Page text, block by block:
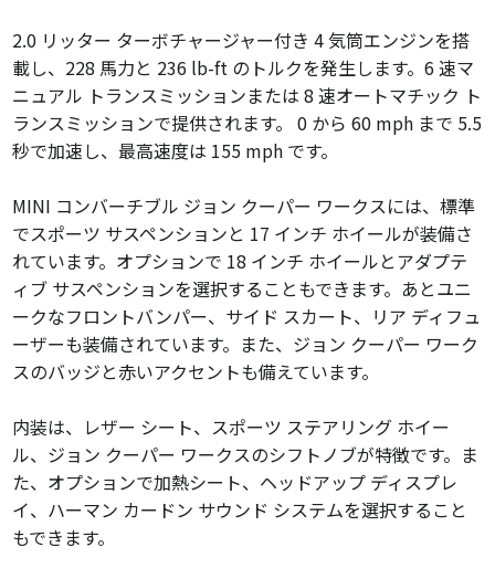
2.0 リッター ターボチャージャー付き 4 気筒エンジンを搭
載し、228 馬力と 236 lb-ft のトルクを発生します。6 速マ
ニュアル トランスミッションまたは 8 速オートマチック ト
ランスミッションで提供されます。 0 から 60 mph まで 5.5
秒で加速し、最高速度は 155 mph です。
MINI コンバーチブル ジョン クーパー ワークスには、標準
でスポーツ サスペンションと 17 インチ ホイールが装備さ
れています。オプションで 18 インチ ホイールとアダプテ
ィブ サスペンションを選択することもできます。あとユニ
ークなフロントバンパー、サイド スカート、リア ディフュ
ーザーも装備されています。また、ジョン クーパー ワーク
スのバッジと赤いアクセントも備えています。
内装は、レザー シート、スポーツ ステアリング ホイー
ル、ジョン クーパー ワークスのシフトノブが特徴です。ま
た、オプションで加熱シート、ヘッドアップ ディスプレ
イ、ハーマン カードン サウンド システムを選択すること
もできます。